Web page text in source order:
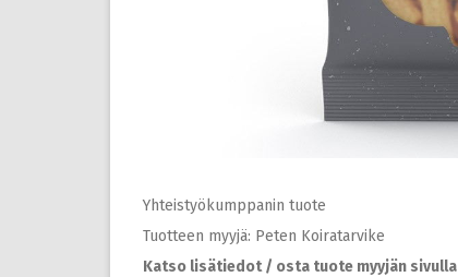
Yhteistyökumppanin tuote
Tuotteen myyjä: Peten Koiratarvike
Katso lisätiedot / osta tuote myyjän sivulla